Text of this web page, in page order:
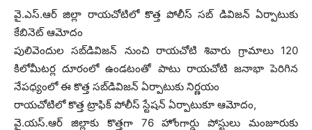
వై.ఎస్‌.ఆర్‌ జిల్లా రాయచోటిలో కొత్త పోలీస్‌ సబ్‌ డివిజన్‌ ఏర్పాటుకు
కేబినెట్‌ ఆమోదం
పులివెందుల సబ్‌డివిజన్ నుంచి రాయచోటి శివారు గ్రామాలు 120
కిలోమీటర్ల దూరంలో ఉండటంతో పాటు రాయచోటి జనాభా పెరిగిన
నేపధ్యంలో ఈ కొత్త సబ్‌డివిజన్ ఏర్పాటుకు నిర్ణయం
రాయచోటిలో కొత్త ట్రాఫిక్‌ పోలీస్‌ స్టేషన్‌ ఏర్పాటుకూ ఆమోదం,
వై.యస్‌.ఆర్‌ జిల్లాకు కొత్తగా 76 హోంగార్డు పోస్టులు మంజూరుకు